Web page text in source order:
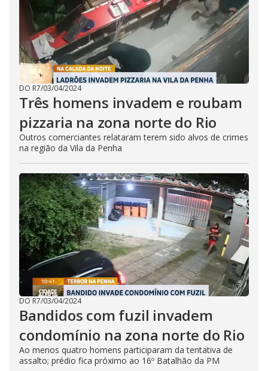
DO R7/03/04/2024
Três homens invadem e roubam
pizzaria na zona norte do Rio
Outros comerciantes relataram terem sido alvos de crimes
na região da Vila da Penha
DO R7/03/04/2024
Bandidos com fuzil invadem
condomínio na zona norte do Rio
Ao menos quatro homens participaram da tentativa de
assalto; prédio fica próximo ao 16º Batalhão da PM